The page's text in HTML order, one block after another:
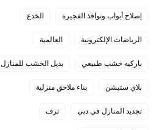
إصلاح أبواب ونوافذ الفجيرة الخدع
الرياضات الإلكترونية العالمية
باركيه خشب طبيعي بديل الخشب للمنازل
بلاي ستيشن بناء ملاحق منزلية
تجديد المنازل في دبي ترف